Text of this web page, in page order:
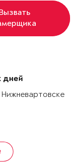
дней
Нижневартовске